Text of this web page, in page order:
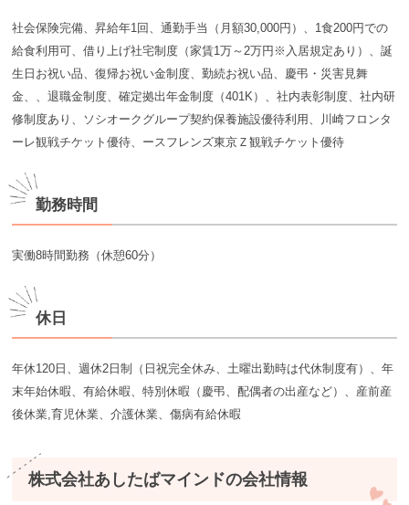
社会保険完備、昇給年1回、通勤手当（月額30,000円）、1食200円での
給食利用可、借り上げ社宅制度（家賃1万～2万円※入居規定あり）、誕
生日お祝い品、復帰お祝い金制度、勤続お祝い品、慶弔・災害見舞
金、、退職金制度、確定拠出年金制度（401K）、社内表彰制度、社内研
修制度あり、ソシオークグループ契約保養施設優待利用、川崎フロンタ
ーレ観戦チケット優待、ースフレンズ東京Ｚ観戦チケット優待
勤務時間
実働8時間勤務（休憩60分）
休日
年休120日、週休2日制（日祝完全休み、土曜出勤時は代休制度有）、年
末年始休暇、有給休暇、特別休暇（慶弔、配偶者の出産など）、産前産
後休業,育児休業、介護休業、傷病有給休暇
株式会社あしたばマインドの会社情報